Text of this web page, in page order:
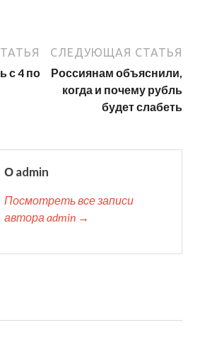
с 4 по
СЛЕДУЮЩАЯ СТАТЬЯ
Россиянам объяснили,
когда и почему рубль
будет слабеть
О admin
Посмотреть все записи
автора admin →